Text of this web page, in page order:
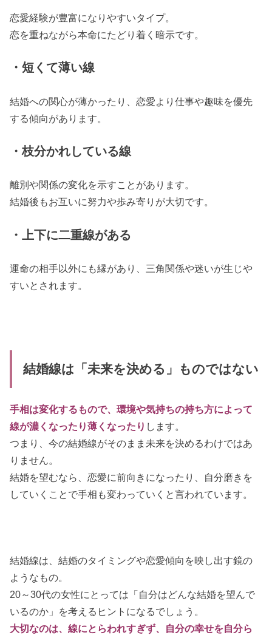
恋愛経験が豊富になりやすいタイプ。
恋を重ねながら本命にたどり着く暗示です。
・短くて薄い線
結婚への関心が薄かったり、恋愛より仕事や趣味を優先
する傾向があります。
・枝分かれしている線
離別や関係の変化を示すことがあります。
結婚後もお互いに努力や歩み寄りが大切です。
・上下に二重線がある
運命の相手以外にも縁があり、三角関係や迷いが生じや
すいとされます。
結婚線は「未来を決める」ものではない
手相は変化するもので、環境や気持ちの持ち方によって
線が濃くなったり薄くなったり します。
つまり、今の結婚線がそのまま未来を決めるわけではあ
りません。
結婚を望むなら、恋愛に前向きになったり、自分磨きを
していくことで手相も変わっていくと言われています。
結婚線は、結婚のタイミングや恋愛傾向を映し出す鏡の
ようなもの。
20～30代の女性にとっては「自分はどんな結婚を望んで
いるのか」を考えるヒントになるでしょう。
大切なのは、線にとらわれすぎず、自分の幸せを自分ら